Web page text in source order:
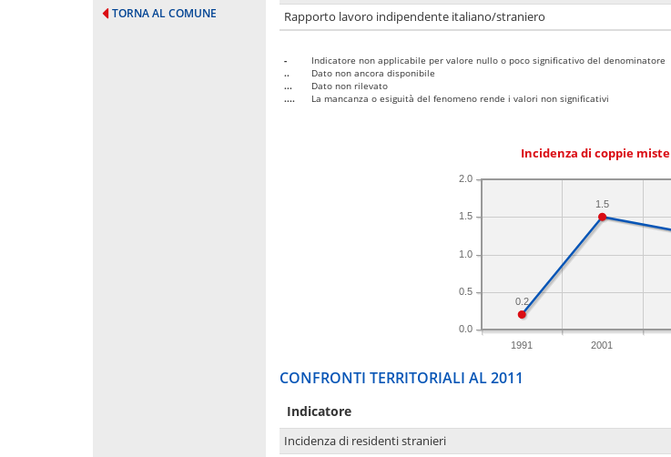
TORNA AL COMUNE
Rapporto lavoro indipendente italiano/straniero
-
Indicatore non applicabile per valore nullo o poco significativo del denominatore
..
Dato non ancora disponibile
...
Dato non rilevato
....
La mancanza o esiguità del fenomeno rende i valori non significativi
Incidenza di coppie miste
1991 2001
0.0
0.5
1.0
1.5
2.0
1.5
0.2
CONFRONTI TERRITORIALI AL 2011
Indicatore
Incidenza di residenti stranieri